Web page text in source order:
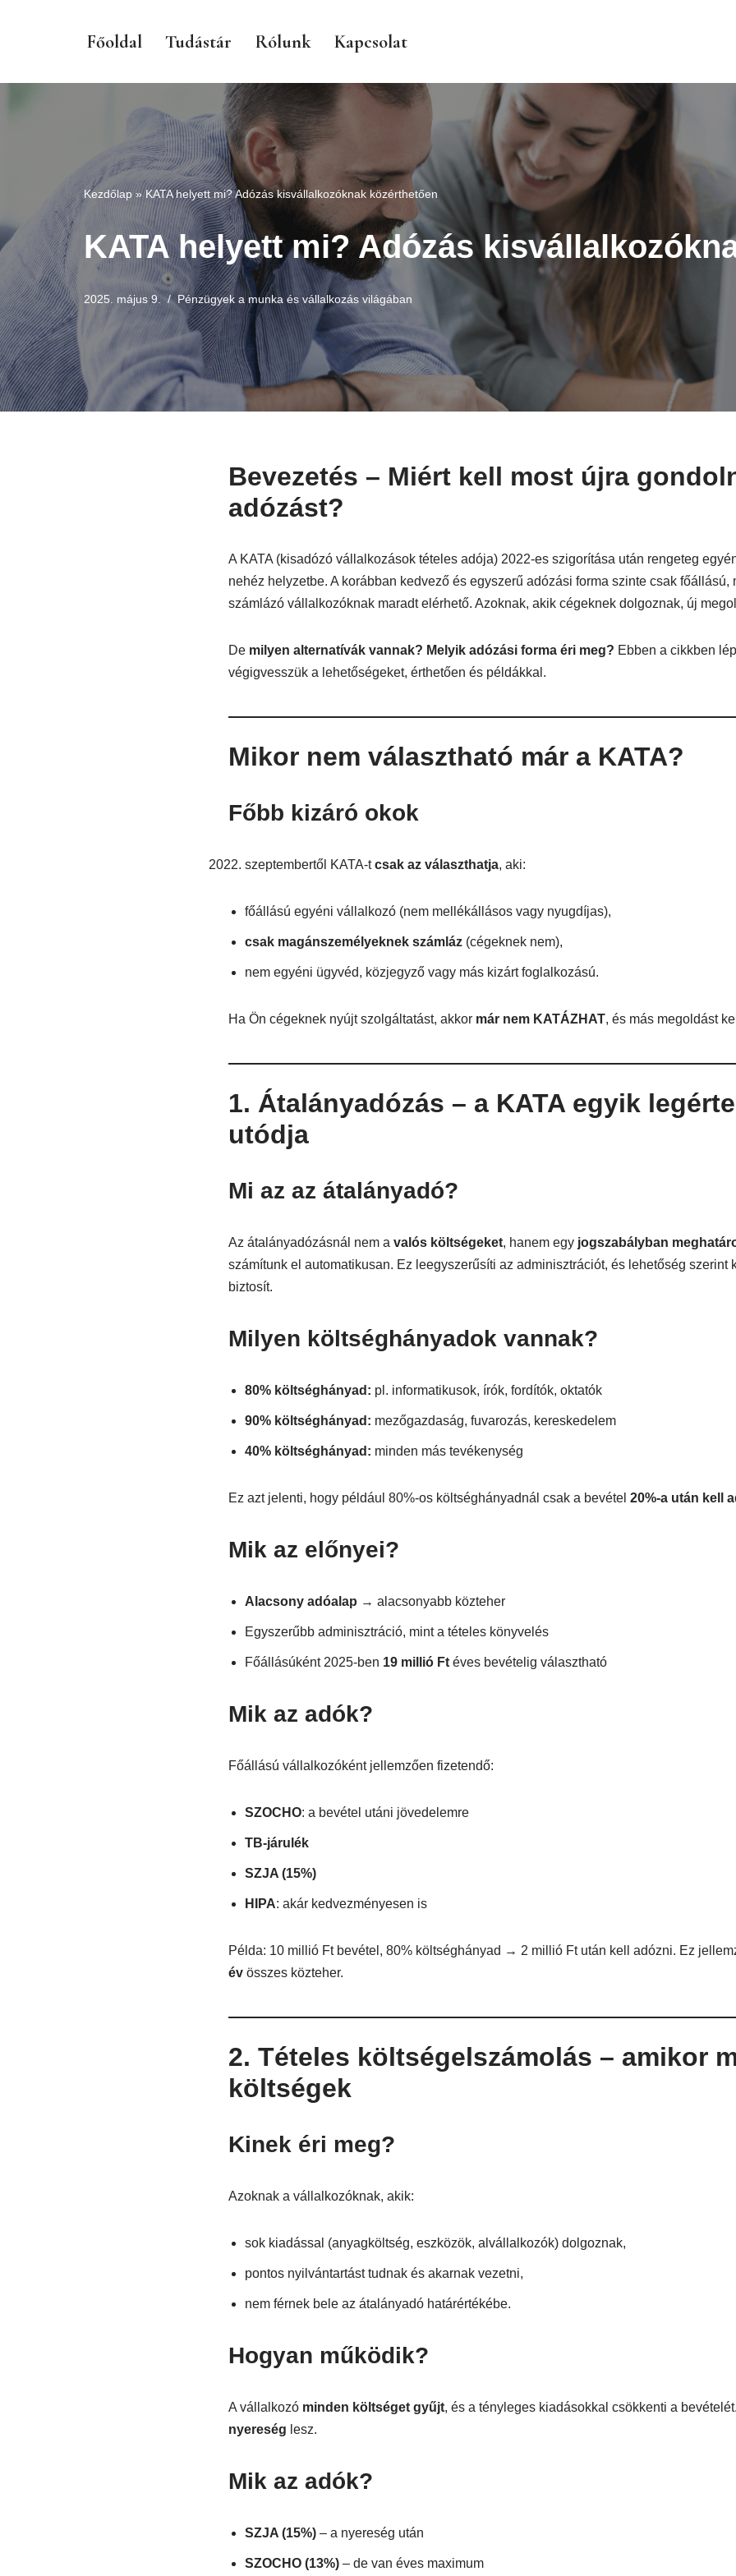
Főoldal Tudástár Rólunk Kapcsolat
Kezdőlap»KATA helyett mi? Adózás kisvállalkozóknak közérthetően
KATA helyett mi? Adózás
2025. május 9. Pénzügyek a munka és vállalkozás világában
Bevezetés – Miért kell most újra
adózást?
A KATA (kisadózó vállalkozások tételes adója) 2022-es szigorítása után rengeteg
nehéz helyzetbe. A korábban kedvező és egyszerű adózási forma szinte csak főállású,
számlázó vállalkozóknak maradt elérhető. Azoknak, akik cégeknek dolgoznak, új
De milyen alternatívák vannak? Melyik adózási forma éri meg? Ebben a cikkben
végigvesszük a lehetőségeket, érthetően és példákkal.
Mikor nem választható már a KATA?
Főbb kizáró okok
szeptembertől KATA-tcsak az választhatja, aki:
főállású egyéni vállalkozó (nem mellékállásos vagy nyugdíjas),
csak magánszemélyeknek számláz(cégeknek nem),
nem egyéni ügyvéd, közjegyző vagy más kizárt foglalkozású.
Ha Ön cégeknek nyújt szolgáltatást, akkor már nem KATÁZHAT, és más megoldást
1. Átalányadózás – a KATA egyik
utódja
Mi az az átalányadó?
Az átalányadózásnál nem a valós költségeket, hanem egy jogszabályban
számítunk el automatikusan. Ez leegyszerűsíti az adminisztrációt, és lehetőség szerint
biztosít.
Milyen költséghányadok vannak?
80% költséghányad: pl. informatikusok, írók, fordítók, oktatók
90% költséghányad: mezőgazdaság, fuvarozás, kereskedelem
40% költséghányad: minden más tevékenység
Ez azt jelenti, hogy például 80%-os költséghányadnál csak a bevétel 20%-a után kell
Mik az előnyei?
Alacsony adóalap → alacsonyabb közteher
Egyszerűbb adminisztráció, mint a tételes könyvelés
Főállásúként 2025-ben 19 millió Ftéves bevételig választható
Mik az adók?
Főállású vállalkozóként jellemzően fizetendő:
SZOCHO: a bevétel utáni jövedelemre
TB-járulék
SZJA (15%)
HIPA: akár kedvezményesen is
Példa: 10 millió Ft bevétel, 80% költséghányad → 2 millió Ft után kell adózni. Ez
évösszes közteher.
2. Tételes költségelszámolás – amikor
költségek
Kinek éri meg?
Azoknak a vállalkozóknak, akik:
sok kiadással (anyagköltség, eszközök, alvállalkozók) dolgoznak,
pontos nyilvántartást tudnak és akarnak vezetni,
nem férnek bele az átalányadó határértékébe.
Hogyan működik?
A vállalkozó minden költséget gyűjt, és a tényleges kiadásokkal csökkenti a
nyereség lesz.
Mik az adók?
SZJA (15%)– a nyereség után
SZOCHO (13%)– de van éves maximum